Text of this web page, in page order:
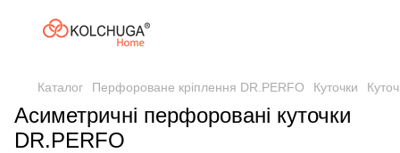
Каталог Перфороване кріплення DR.PERFO Куточки
Асиметричні перфоровані куточки
DR.PERFO